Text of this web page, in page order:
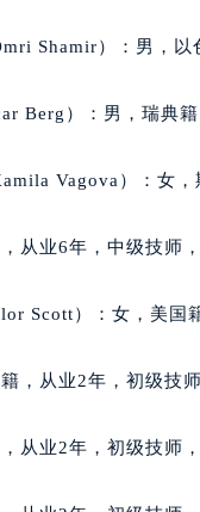
椒江区东海大道1800
兰州市七里河区西津
省大庆市萨尔图区会
省黑河市爱辉区中央
省佳木斯市向阳区长
省七台河市桃山区大
省双鸭山市尖山区新
Shamir）：男，
Berg）：男，瑞典
Vagova）：女
从业6年，中级技师
Scott）：女，美
，从业2年，初级技
从业2年，初级技师